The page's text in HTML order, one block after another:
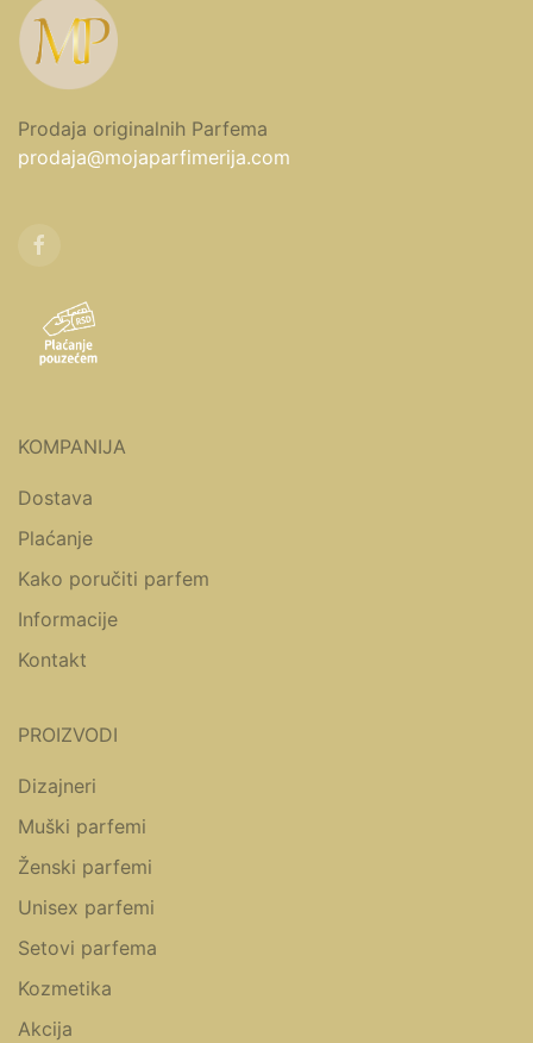
Prodaja originalnih Parfema
prodaja@mojaparfimerija.com
KOMPANIJA
Dostava
Plaćanje
Kako poručiti parfem
Informacije
Kontakt
PROIZVODI
Dizajneri
Muški parfemi
Ženski parfemi
Unisex parfemi
Setovi parfema
Kozmetika
Akcija